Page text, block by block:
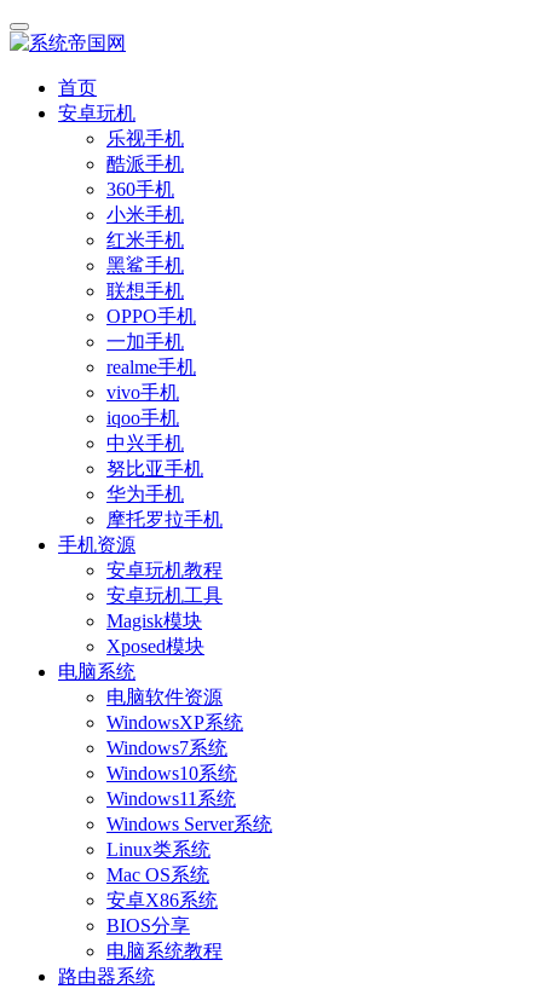
首页
安卓玩机
乐视手机
酷派手机
360手机
小米手机
红米手机
黑鲨手机
联想手机
OPPO手机
一加手机
realme手机
vivo手机
iqoo手机
中兴手机
努比亚手机
华为手机
摩托罗拉手机
手机资源
安卓玩机教程
安卓玩机工具
Magisk模块
Xposed模块
电脑系统
电脑软件资源
WindowsXP系统
Windows7系统
Windows10系统
Windows11系统
Windows Server系统
Linux类系统
Mac OS系统
安卓X86系统
BIOS分享
电脑系统教程
路由器系统